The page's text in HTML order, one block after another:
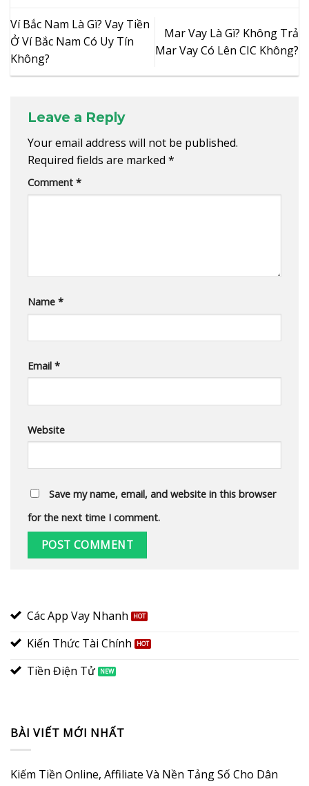
Ví Bắc Nam Là Gì? Vay Tiền
Ở Ví Bắc Nam Có Uy Tín
Không?
Mar Vay Là Gì? Không Trả
Mar Vay Có Lên CIC Không?
Leave a Reply
Your email address will not be published.
Required fields are marked *
Comment *
Name *
Email *
Website
Save my name, email, and website in this browser
for the next time I comment.
Các App Vay Nhanh
Kiến Thức Tài Chính
Tiền Điện Tử
BÀI VIẾT MỚI NHẤT
Kiếm Tiền Online, Affiliate Và Nền Tảng Số Cho Dân